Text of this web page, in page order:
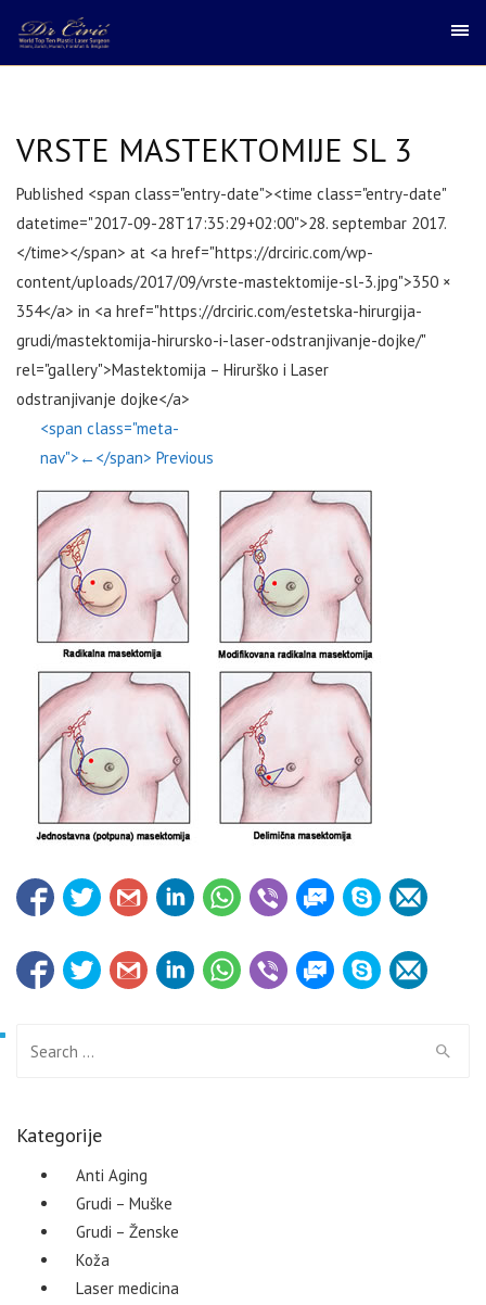
VRSTE MASTEKTOMIJE SL 3
Published <span class="entry-date"><time class="entry-date"
datetime="2017-09-28T17:35:29+02:00">28. septembar 2017.
</time></span> at <a href="https://drciric.com/wp-
content/uploads/2017/09/vrste-mastektomije-sl-3.jpg">350 ×
354</a> in <a href="https://drciric.com/estetska-hirurgija-
grudi/mastektomija-hirursko-i-laser-odstranjivanje-dojke/"
rel="gallery">Mastektomija – Hirurško i Laser
odstranjivanje dojke</a>
<span class="meta-
nav">←</span> Previous
Kategorije
Anti Aging
Grudi – Muške
Grudi – Ženske
Koža
Laser medicina